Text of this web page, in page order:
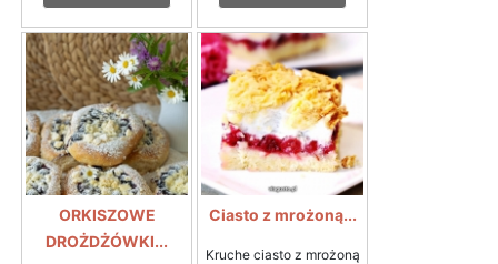
ORKISZOWE
DROŻDŻÓWKI...
Ciasto z mrożoną...
Kruche ciasto z mrożoną